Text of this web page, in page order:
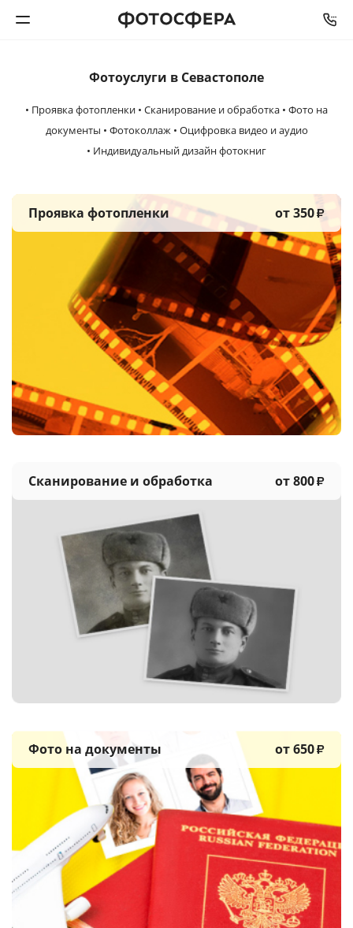
Интерьерная печать
Багетная мастерская
Магазин
Фотоуслуги в Севастополе
• Проявка фотопленки • Сканирование и обработка • Фото на
документы • Фотоколлаж • Оцифровка видео и аудио
• Индивидуальный дизайн фотокниг
Проявка фотопленки от 350₽
Сканирование и обработка от 800₽
Фото на документы от 650₽